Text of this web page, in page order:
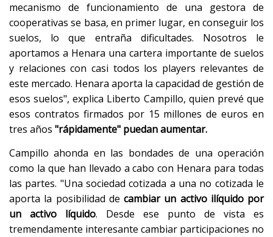
mecanismo de funcionamiento de una gestora de
cooperativas se basa, en primer lugar, en conseguir los
suelos, lo que entraña dificultades. Nosotros le
aportamos a Henara una cartera importante de suelos
y relaciones con casi todos los players relevantes de
este mercado. Henara aporta la capacidad de gestión de
esos suelos", explica Liberto Campillo, quien prevé que
esos contratos firmados por 15 millones de euros en
tres años "rápidamente" puedan aumentar.
Campillo ahonda en las bondades de una operación
como la que han llevado a cabo con Henara para todas
las partes. "Una sociedad cotizada a una no cotizada le
aporta la posibilidad de cambiar un activo ilíquido por
un activo líquido. Desde ese punto de vista es
tremendamente interesante cambiar participaciones no